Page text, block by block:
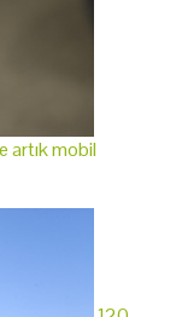
artık mobil